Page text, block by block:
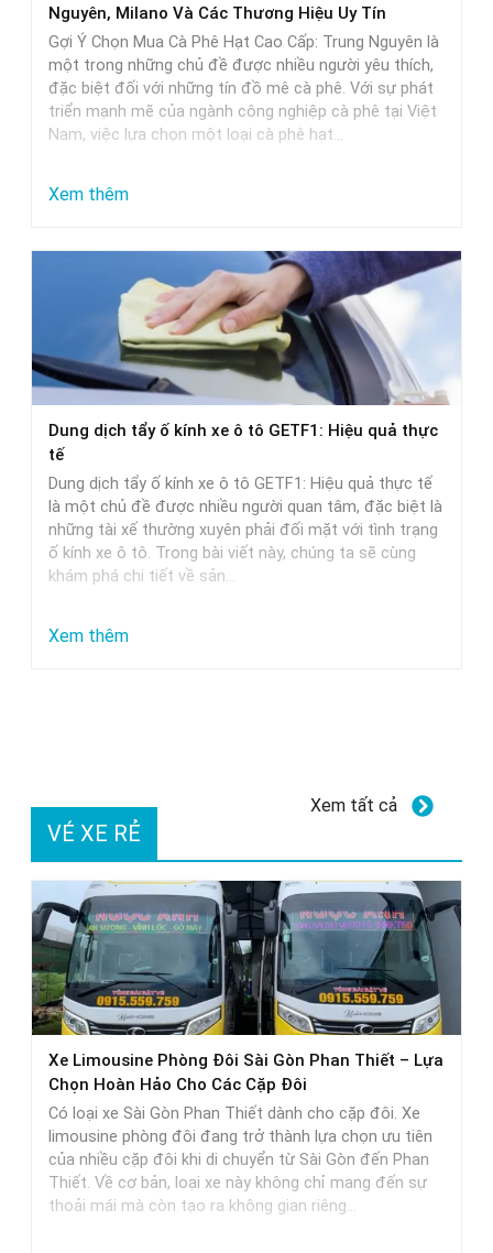
lựa
chọn
Nguyên, Milano Và Các Thương Hiệu Uy Tín
Gợi Ý Chọn Mua Cà Phê Hạt Cao Cấp: Trung Nguyên là
một trong những chủ đề được nhiều người yêu thích,
đặc biệt đối với những tín đồ mê cà phê. Với sự phát
triển mạnh mẽ của ngành công nghiệp cà phê tại Việt
Nam, việc lựa chọn một loại cà phê hạt…
Xem thêm:
Ý
Chọn
Mua
Cà
Phê
Hạt
Cao
Cấp:
Trung
Nguyên,
Milano
Dung dịch tẩy ố kính xe ô tô GETF1: Hiệu quả thực
tế
Dung dịch tẩy ố kính xe ô tô GETF1: Hiệu quả thực tế
là một chủ đề được nhiều người quan tâm, đặc biệt là
những tài xế thường xuyên phải đối mặt với tình trạng
ố kính xe ô tô. Trong bài viết này, chúng ta sẽ cùng
khám phá chi tiết về sản…
Xem thêm:
xe
tô
GETF1:
quả
thực
tế
VÉ XE RẺ
Xem tất cả
Xe Limousine Phòng Đôi Sài Gòn Phan Thiết – Lựa
Chọn Hoàn Hảo Cho Các Cặp Đôi
Có loại xe Sài Gòn Phan Thiết dành cho cặp đôi. Xe
limousine phòng đôi đang trở thành lựa chọn ưu tiên
của nhiều cặp đôi khi di chuyển từ Sài Gòn đến Phan
Thiết. Về cơ bản, loại xe này không chỉ mang đến sự
thoải mái mà còn tạo ra không gian riêng…